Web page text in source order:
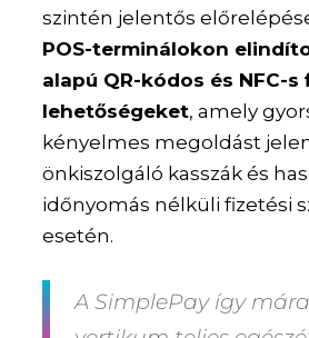
szintén jelentős
POS-terminálokon
alapú QR-kódos és NFC-s
lehetőségeket, amely
kényelmes megoldást
önkiszolgáló kasszák és
időnyomás nélküli fizetési
esetén.
A SimplePay így